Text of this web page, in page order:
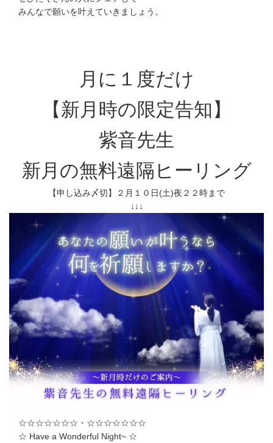
みんなで願いを叶えていきましょう。
月に１度だけ
【新月時の限定告知】
紫音先生
新月の無料遠隔ヒーリング
【申し込み〆切】２月１０日(土)夜２２時まで
↓↓↓
☆☆☆☆☆☆☆・☆☆☆☆☆☆☆
☆ Have a Wonderful Night~ ☆